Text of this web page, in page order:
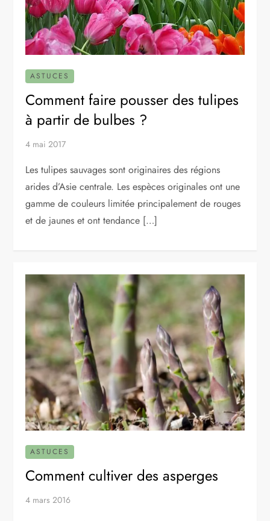
ASTUCES
Comment faire pousser des tulipes
à partir de bulbes ?
4 mai 2017
Les tulipes sauvages sont originaires des régions
arides d’Asie centrale. Les espèces originales ont une
gamme de couleurs limitée principalement de rouges
et de jaunes et ont tendance […]
ASTUCES
Comment cultiver des asperges
4 mars 2016